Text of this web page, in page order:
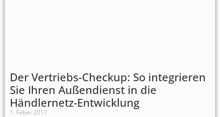
Der Vertriebs-Checkup: So integrieren
Sie Ihren Außendienst in die
Händlernetz-Entwicklung
1. Feber 2017